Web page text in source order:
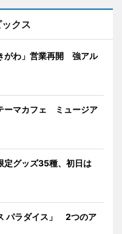
クス
がわ」営業再開 強アル
ーマカフェ ミュージア
グッズ35種、初日は
パラダイス」 2つのア